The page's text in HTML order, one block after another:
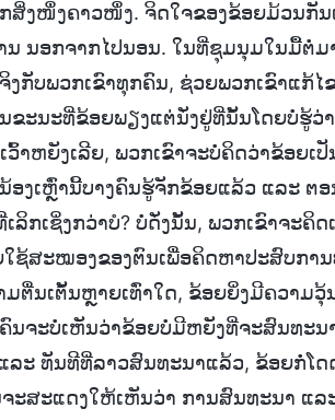
ສິ່ງໜຶ່ງຄາວໜຶ່ງ. ຈິດໃຈຂອງຂ້ອຍມ້ວນກັ
ນອກຈາກໄປນອນ. ໃນທີ່ຊຸມນຸມໃນມື້ຕໍ່ມ
ງກັບພວກເຂົາທຸກຄົນ, ຊ່ວຍພວກເຂົາແກ້
ຂະນະທີ່ຂ້ອຍພຽງແຕ່ນັ່ງຢູ່ທີ່ນັ້ນໂດຍບໍ່ຮູ້
ວົ້າຫຍັງເລີຍ, ພວກເຂົາຈະບໍ່ຄິດວ່າຂ້ອຍ
ອງເຫຼົ່ານີ້ບາງຄົນຮູ້ຈັກຂ້ອຍແລ້ວ ແລະ
ລິກເຊິ່ງກວ່າບໍ? ບໍ່ດັ່ງນັ້ນ, ພວກເຂົາຈະຄິ
ໃຊ້ສະໝອງຂອງຕົນເພື່ອຄິດຫາປະສົບກາ
ຕື່ນເຕັ້ນຫຼາຍເທົ່າໃດ, ຂ້ອຍຍິ່ງມີຄວາມວຸ້
ນຈະບໍ່ເຫັນວ່າຂ້ອຍບໍ່ມີຫຍັງທີ່ຈະສົນທະນ
ລະ ທັນທີທີ່ລາວສົນທະນາແລ້ວ, ຂ້ອຍກໍ່ໂ
ະສະແດງໃຫ້ເຫັນວ່າ ການສົນທະນາ ແລ